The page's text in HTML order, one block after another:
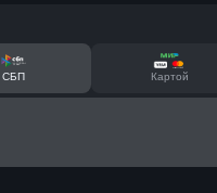
СБП Картой